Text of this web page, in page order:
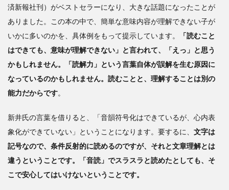
済新報社刊）がベストセラーになり、大きな話題になったことが
ありました。この本の中で、簡単な意味内容が理解できない子が
いかに多いのかを、具体例をもって提示しています。
「読むこと
はできても、意味が理解できない」と言われて、「えっ」と思う
かもしれません。「読解力」という言葉自体が誤解を生む原因に
なっているのかもしれません。読むことと、理解することは別の
能力だからです。
新井氏の言葉を借りると、「音韻符号化はできているが、心内表
象化ができていない」ということになります。要するに、 文字は
記号なので、条件反射的に読めるのですが、それと文章理解とは
違うということです。「音読」でスラスラと読めたとしても、そ
こで安心してはいけないということです。